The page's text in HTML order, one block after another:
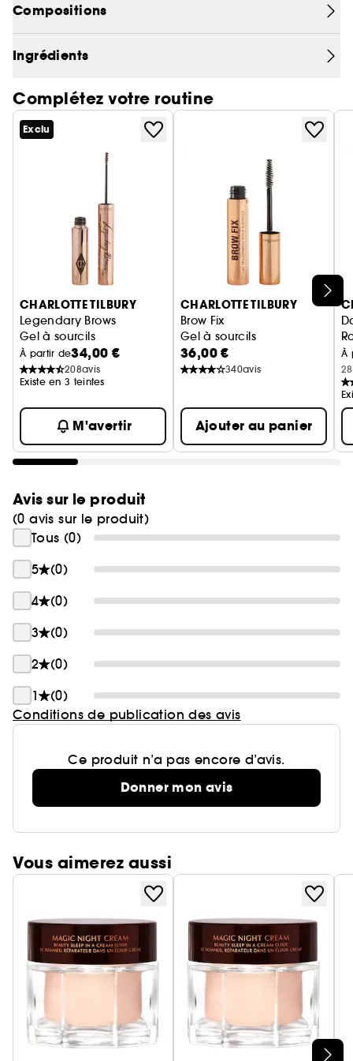
sérum pour les yeux est un véritable traitement
par le froid pour votre peau.
Compositions
Ingrédients
Complétez votre routine
Ignorer le carrousel produits
Exclu
CHARLOTTE TILBURY
Legendary Brows
Gel à sourcils
À partir de34,00 €
208avis
Existe en 3 teintes
M'avertir
CHARLOTTE TILBURY
Brow Fix
Gel à sourcils
36,00 €
340avis
Ajouter au panier
À
Avis sur le produit
(0 avis sur le produit)
Tous (0)
5
(0)
4
(0)
3
(0)
2
(0)
1
(0)
Conditions de publication des avis
Ce produit n’a pas encore d’avis.
Donner mon avis
Vous aimerez aussi